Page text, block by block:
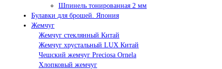
Шпинель тонированная 2 мм
Булавки для брошей. Япония
Жемчуг
Жемчуг стеклянный Китай
Жемчуг хрустальный LUX Китай
Чешский жемчуг Preciosa Ornela
Хлопковый жемчуг